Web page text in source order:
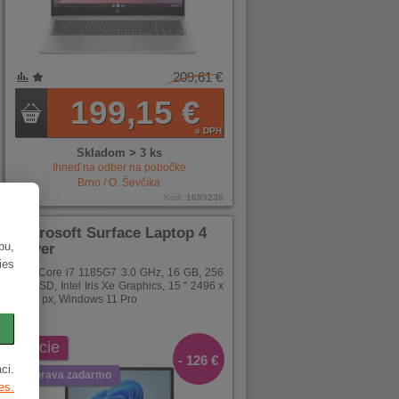
209,61 €
199,15 €s DPH
Skladom > 3 ks
Ihneď na odber na pobočke
Brno / O. Ševčíka
Kód: 1695236
Microsoft Surface Laptop 4
Silver
Intel Core i7 1185G7 3.0 GHz, 16 GB, 256
GB SSD, Intel Iris Xe Graphics, 15 " 2496 x
1664 px, Windows 11 Pro
akcie
doprava zadarmo
- 126 €